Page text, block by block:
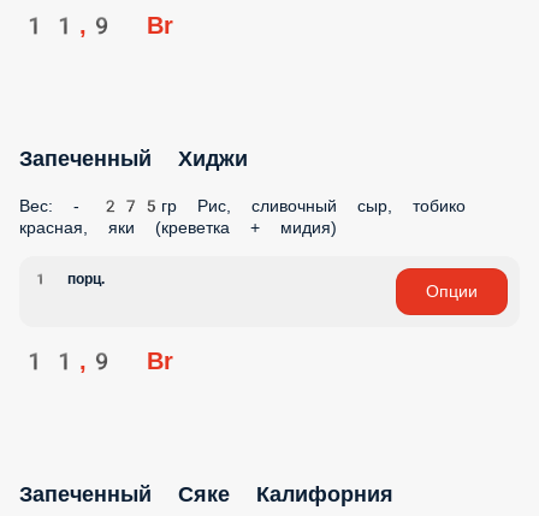
11,9 Br
Запеченный Хиджи
Вес: - 275гр Рис, сливочный сыр, тобико
красная, яки (креветка + мидия)
1 порц.
Опции
11,9 Br
Запеченный Сяке Калифорния